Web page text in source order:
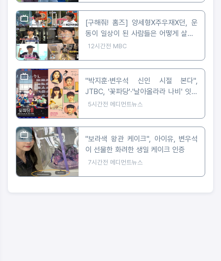
[구해줘! 홈즈] 양세형X주우재X던, 운
동이 일상이 된 사람들은 어떻게 살까?
'운동세권' 임장 특집!
12시간전 MBC
"박지훈·변우석 신인 시절 본다",
JTBC, '꽃파당'·'날아올라라 나비' 잇따
라 편성
5시간전 메디먼트뉴스
"보라색 왕관 케이크", 아이유, 변우석
이 선물한 화려한 생일 케이크 인증
7시간전 메디먼트뉴스